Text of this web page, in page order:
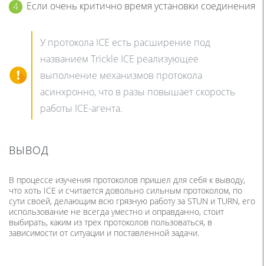
Если очень критично время установки соединения
У протокола ICE есть расширение под
названием Trickle ICE реализующее
выполнение механизмов протокола
асинхронно, что в разы повышает скорость
работы ICE-агента.
ВЫВОД
В процессе изучения протоколов пришел для себя к выводу,
что хоть ICE и считается довольно сильным протоколом, по
сути своей, делающим всю грязную работу за STUN и TURN, его
использование не всегда уместно и оправданно, стоит
выбирать, каким из трех протоколов пользоваться, в
зависимости от ситуации и поставленной задачи.